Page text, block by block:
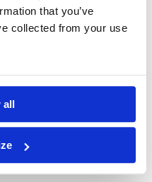
that you’ve
collected from your use
all